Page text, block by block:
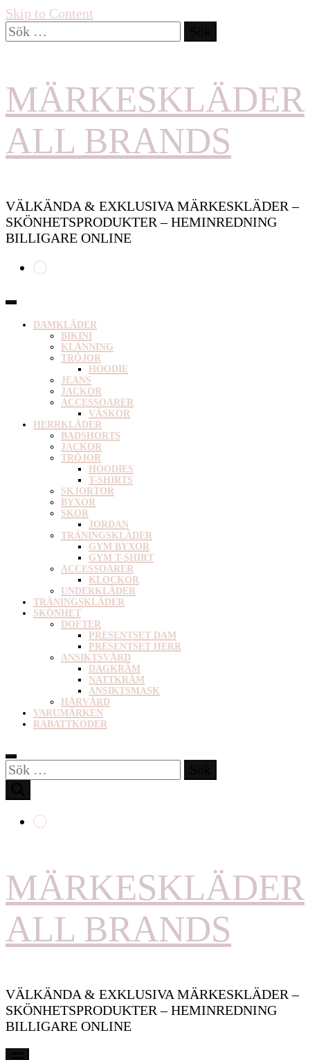
Skip to Content
Sök
efter:
MÄRKESKLÄDER
ALL BRANDS
VÄLKÄNDA & EXKLUSIVA MÄRKESKLÄDER –
SKÖNHETSPRODUKTER – HEMINREDNING
BILLIGARE ONLINE
DAMKLÄDER
BIKINI
KLÄNNING
TRÖJOR
HOODIE
JEANS
JACKOR
ACCESSOARER
VÄSKOR
HERRKLÄDER
BADSHORTS
JACKOR
TRÖJOR
HOODIES
T-SHIRTS
SKJORTOR
BYXOR
SKOR
JORDAN
TRÄNINGSKLÄDER
GYM BYXOR
GYM T-SHIRT
ACCESSOARER
KLOCKOR
UNDERKLÄDER
TRÄNINGSKLÄDER
SKÖNHET
DOFTER
PRESENTSET DAM
PRESENTSET HERR
ANSIKTSVÅRD
DAGKRÄM
NATTKRÄM
ANSIKTSMASK
HÅRVÅRD
VARUMÄRKEN
RABATTKODER
Sök
efter:
MÄRKESKLÄDER
ALL BRANDS
VÄLKÄNDA & EXKLUSIVA MÄRKESKLÄDER –
SKÖNHETSPRODUKTER – HEMINREDNING
BILLIGARE ONLINE